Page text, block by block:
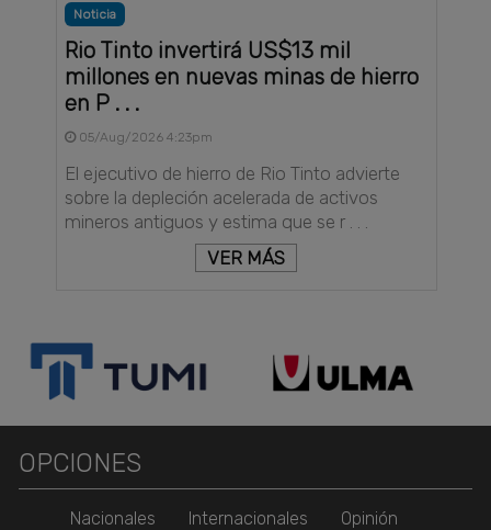
Noticia
Rio Tinto invertirá US$13 mil
millones en nuevas minas de hierro
en P . . .
05/Aug/2026 4:23pm
El ejecutivo de hierro de Rio Tinto advierte
sobre la depleción acelerada de activos
mineros antiguos y estima que se r . . .
VER MÁS
OPCIONES
Nacionales Internacionales
Opinión